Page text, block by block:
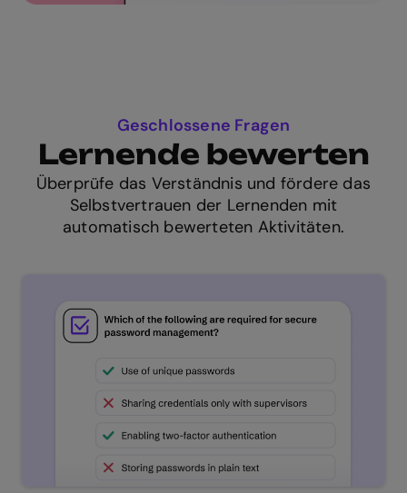
Geschlossene Fragen
Lernende bewerten
Überprüfe das Verständnis und fördere das
Selbstvertrauen der Lernenden mit
automatisch bewerteten Aktivitäten.